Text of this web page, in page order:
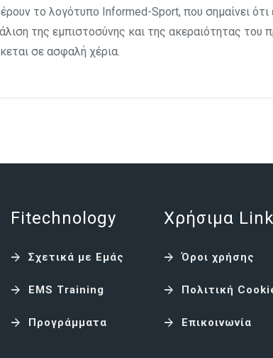
το λογότυπο Informed-Sport, που σημαίνει ότι
της εμπιστοσύνης και της ακεραιότητας
σε ασφαλή χέρια.
Fitechnology
Σχετικά με Εμάς
EMS Training
Προγράμματα
Χρήσιμα
Όροι χρήσης
Πολιτική
Επικοινωνία